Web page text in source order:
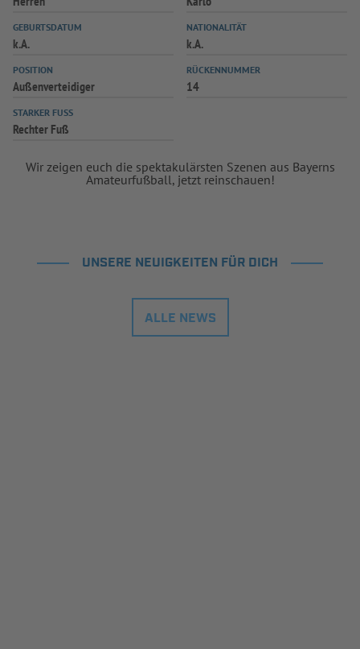
GEBURTSDATUM
k.A.
NATIONALITÄT
k.A.
POSITION
Außenverteidiger
RÜCKENNUMMER
14
STARKER FUSS
Rechter Fuß
Wir zeigen euch die spektakulärsten Szenen aus Bayerns
Amateurfußball, jetzt reinschauen!
UNSERE NEUIGKEITEN FÜR DICH
ALLE NEWS